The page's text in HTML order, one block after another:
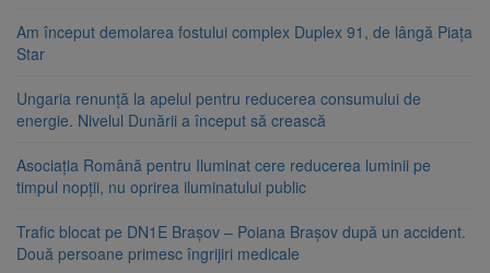
Am început demolarea fostului complex Duplex 91, de lângă Piața
Star
Ungaria renunță la apelul pentru reducerea consumului de
energie. Nivelul Dunării a început să crească
Asociația Română pentru Iluminat cere reducerea luminii pe
timpul nopții, nu oprirea iluminatului public
Trafic blocat pe DN1E Brașov – Poiana Brașov după un accident.
Două persoane primesc îngrijiri medicale